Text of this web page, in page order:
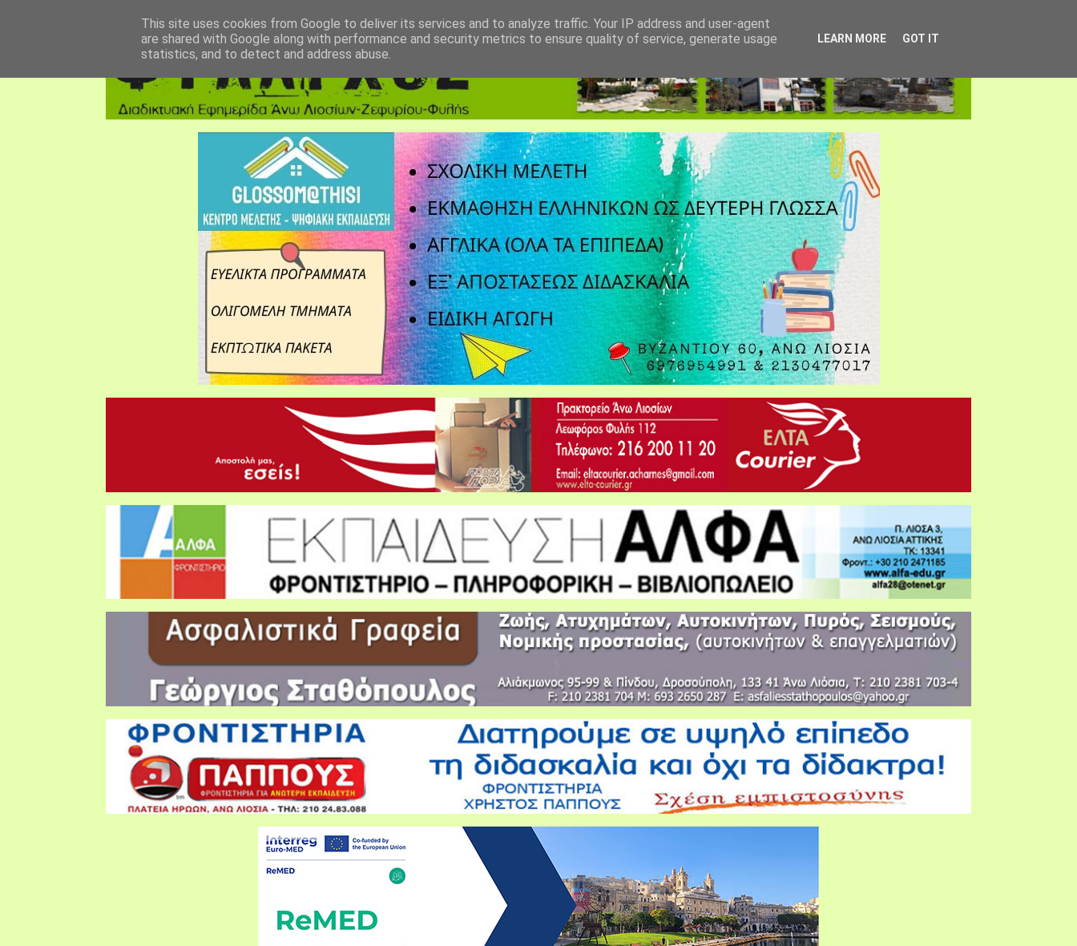
This site uses cookies from Google to deliver its services and to analyze traffic. Your IP address and user-agent
are shared with Google along with performance and security metrics to ensure quality of service, generate usage
statistics, and to detect and address abuse.
LEARN MORE GOT IT